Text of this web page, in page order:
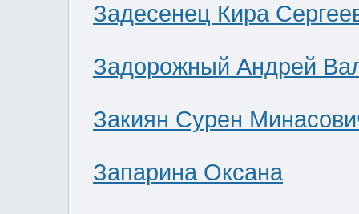
Задесенец Кира
Задорожный Андрей
Закиян Сурен
Запарина Оксана